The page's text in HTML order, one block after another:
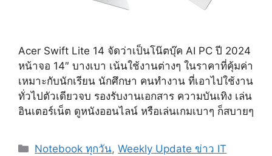
Acer Swift Lite 14 จัดว่าเป็นโน๊ตบุ๊ค AI PC ปี 2024
หน้าจอ 14″ บางเบา เน้นใช้งานต่างๆ ในราคาที่คุ้มค่า
เหมาะกับนักเรียน นักศึกษา คนทำงาน ที่เอาไปใช้งาน
ทั่วไปตัวเดียวจบ รองรับงานเอกสาร ความบันเทิง เล่น
อินเตอร์เน็ต ดูหนังออนไลน์ หรือเล่นเกมเบาๆ ก็สบายๆ
Categories
Notebook ทุกวัน,Weekly Update ข่าว IT